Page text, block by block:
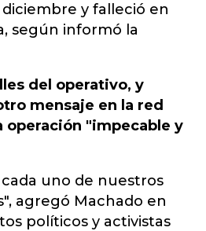
y falleció en
según informó la
del operativo, y
mensaje en la red
operación "impecable y
uno de nuestros
agregó Machado en
políticos y activistas